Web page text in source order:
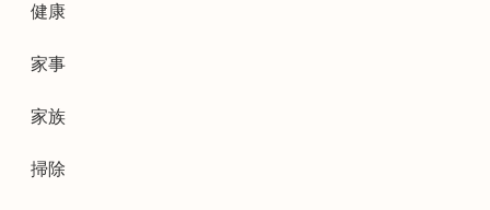
健康
家事
家族
掃除